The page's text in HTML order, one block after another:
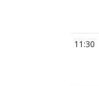
11:30